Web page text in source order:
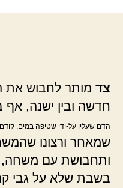
צד מותר לחבוש את
חדשה ובין ישנה,
הדם שעליו על-ידי שטיפה במים,
שמאחר ורצונו
ותחבושת עם משחה,
בשבת שלא על גבי